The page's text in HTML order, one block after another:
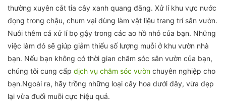
thường xuyên cắt tỉa cây xanh quang đãng. Xử lí khu vực nước
đọng trong chậu, chum vại dùng làm vật liệu trang trí sân vườn.
Nuôi thêm cá xử lí bọ gậy trong các ao hồ nhỏ của bạn. Những
việc làm đó sẽ giúp giảm thiểu số lượng muỗi ở khu vườn nhà
bạn. Nếu bạn không có thời gian chăm sóc sân vườn của bạn,
chúng tôi cung cấp dịch vụ chăm sóc vườn chuyên nghiệp cho
bạn.Ngoài ra, hãy trồng những loại cây hoa dưới đây, vừa đẹp
lại vừa đuổi muỗi cực hiệu quả.